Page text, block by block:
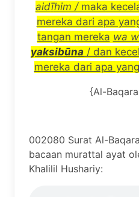
aidīhim /maka
mereka dari apa
tangan mereka wa
yaksibūna / dan
mereka dari apa yang
{Al-
002080 Surat Al-
bacaan murattal ayat
Khalilil Hushariy: